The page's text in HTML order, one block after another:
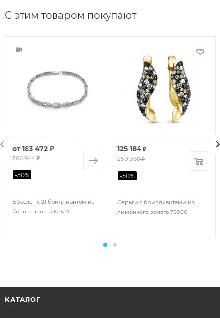
С этим товаром покупают
Браслет с 21 бриллиантом из
белого золота 82324
от183 472 ₽
366 944 ₽
-50%
Серьги с бриллиантами из
лимонного золота 76866
125 184 ₽
250 368₽
-50%
КАТАЛОГ